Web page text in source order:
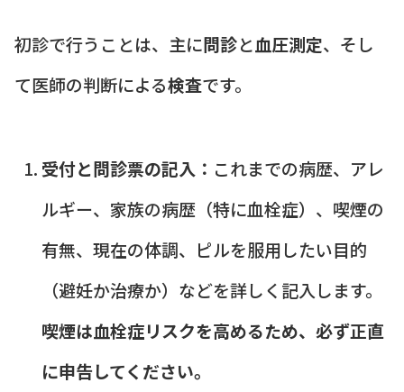
初診で行うことは、主に問診と血圧測定、そし
て医師の判断による検査です。
受付と問診票の記入： これまでの病歴、アレ
ルギー、家族の病歴（特に血栓症）、喫煙の
有無、現在の体調、ピルを服用したい目的
（避妊か治療か）などを詳しく記入します。
喫煙は血栓症リスクを高めるため、必ず正直
に申告してください。